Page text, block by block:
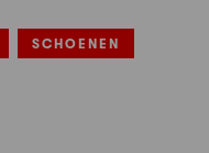
SCHOENEN